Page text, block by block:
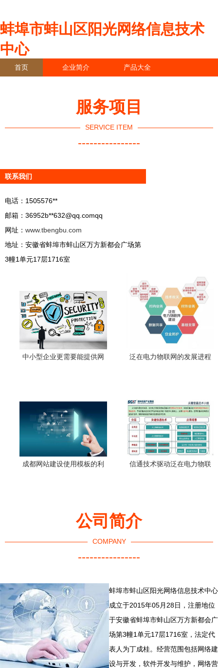
蚌埠市蚌山区阳光网络信息技术
中心
首页 企业简介 产品大全
服务项目
SERVICE ITEM
----------------
联系我们
电话：1505576**
邮箱：36952b**632@qq.comqq
网址： www.tbengbu.com
地址：安徽省蚌埠市蚌山区万方新都会广场第
3幢1单元17层1716室
中小型企业更需要能提供网
泛在电力物联网的发展进程
成都网站建设使用模板的利
信通技术驱动泛在电力物联
公司简介
COMPANY
----------------
蚌埠市蚌山区阳光网络信息技术中心
成立于2015年05月28日，注册地位
于安徽省蚌埠市蚌山区万方新都会广
场第3幢1单元17层1716室，法定代
表人为丁成桂。经营范围包括网络建
设与开发，软件开发与维护，网络营